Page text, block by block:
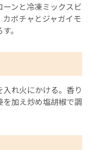
ンと冷凍ミックスビ
ボチャとジャガイモ
。
れ火にかける。香り
加え炒め塩胡椒で調